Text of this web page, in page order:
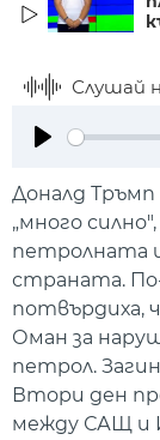
Слушай
Доналд
„много
петролната
страната.
потвърдиха,
Оман за
петрол.
Втори ден
между САЩ и